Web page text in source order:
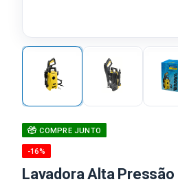
COMPRE JUNTO
-16%
Lavadora Alta